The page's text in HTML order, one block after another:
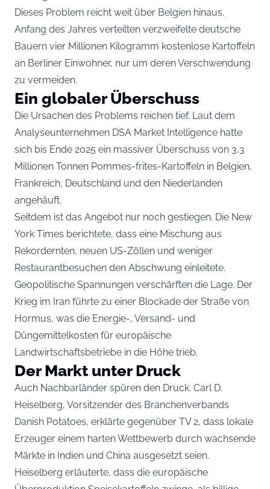
Dieses Problem reicht weit über Belgien hinaus.
Anfang des Jahres verteilten verzweifelte deutsche
Bauern vier Millionen Kilogramm kostenlose Kartoffeln
an Berliner Einwohner, nur um deren Verschwendung
zu vermeiden.
Ein globaler Überschuss
Die Ursachen des Problems reichen tief. Laut dem
Analyseunternehmen DSA Market Intelligence hatte
sich bis Ende 2025 ein massiver Überschuss von 3,3
Millionen Tonnen Pommes-frites-Kartoffeln in Belgien,
Frankreich, Deutschland und den Niederlanden
angehäuft.
Seitdem ist das Angebot nur noch gestiegen. Die New
York Times berichtete, dass eine Mischung aus
Rekordernten, neuen US-Zöllen und weniger
Restaurantbesuchen den Abschwung einleitete.
Geopolitische Spannungen verschärften die Lage. Der
Krieg im Iran führte zu einer Blockade der Straße von
Hormus, was die Energie-, Versand- und
Düngemittelkosten für europäische
Landwirtschaftsbetriebe in die Höhe trieb.
Der Markt unter Druck
Auch Nachbarländer spüren den Druck. Carl D.
Heiselberg, Vorsitzender des Branchenverbands
Danish Potatoes, erklärte gegenüber TV 2, dass lokale
Erzeuger einem harten Wettbewerb durch wachsende
Märkte in Indien und China ausgesetzt seien.
Heiselberg erläuterte, dass die europäische